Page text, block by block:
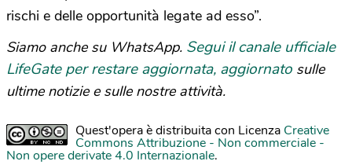
rischi e delle opportunità legate ad esso”.
Siamo anche su WhatsApp. Segui il canale ufficiale
LifeGate per restare aggiornata, aggiornato sulle
ultime notizie e sulle nostre attività.
Quest'opera è distribuita con Licenza Creative
Commons Attribuzione - Non commerciale -
Non opere derivate 4.0 Internazionale.